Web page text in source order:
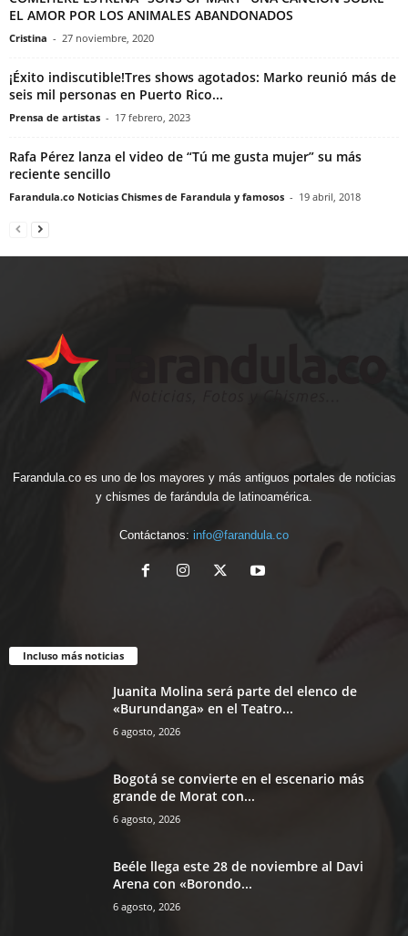
EL AMOR POR LOS ANIMALES ABANDONADOS
Cristina - 27 noviembre, 2020
¡Éxito indiscutible!Tres shows agotados: Marko reunió más de
seis mil personas en Puerto Rico...
Prensa de artistas - 17 febrero, 2023
Rafa Pérez lanza el video de “Tú me gusta mujer” su más
reciente sencillo
Farandula.co Noticias Chismes de Farandula y famosos - 19 abril, 2018
Farandula.co es uno de los mayores y más antiguos portales de noticias
y chismes de farándula de latinoamérica.
Contáctanos: info@farandula.co
Incluso más noticias
Juanita Molina será parte del elenco de
«Burundanga» en el Teatro...
6 agosto, 2026
Bogotá se convierte en el escenario más
grande de Morat con...
6 agosto, 2026
Beéle llega este 28 de noviembre al Davi
Arena con «Borondo...
6 agosto, 2026